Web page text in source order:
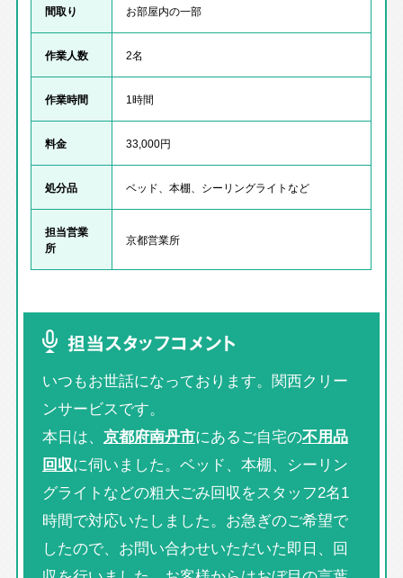
間取り お部屋内の一部
作業人数 2名
作業時間 1時間
料金 33,000円
処分品 ベッド、本棚、シーリングライトなど
担当営業
所
京都営業所
担当スタッフコメント
いつもお世話になっております。関西クリー
ンサービスです。
本日は、 京都府南丹市にあるご自宅の不用品
回収に伺いました。ベッド、本棚、シーリン
グライトなどの粗大ごみ回収をスタッフ2名1
時間で対応いたしました。お急ぎのご希望で
したので、お問い合わせいただいた即日、回